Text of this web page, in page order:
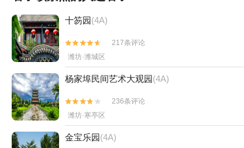
十笏园(4A)


217条评论
潍坊·潍城区
杨家埠民间艺术大观园(4A)


236条评论
潍坊·寒亭区
金宝乐园(4A)